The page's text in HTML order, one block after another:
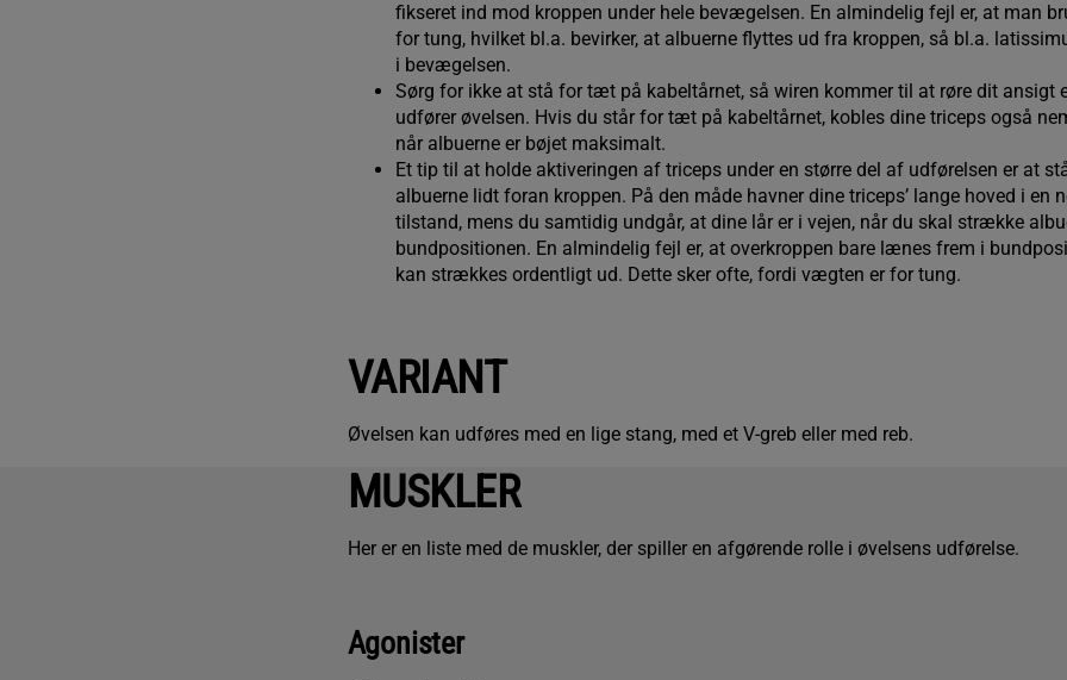
fikseret ind mod kroppen under hele bevægelsen. En almindelig fejl er, at man
for tung, hvilket bl.a. bevirker, at albuerne flyttes ud fra kroppen, så bl.a.
i bevægelsen.
Sørg for ikke at stå for tæt på kabeltårnet, så wiren kommer til at røre dit ansigt
udfører øvelsen. Hvis du står for tæt på kabeltårnet, kobles dine triceps også
når albuerne er bøjet maksimalt.
Et tip til at holde aktiveringen af triceps under en større del af udførelsen er at
albuerne lidt foran kroppen. På den måde havner dine triceps’ lange hoved i en
tilstand, mens du samtidig undgår, at dine lår er i vejen, når du skal strække
bundpositionen. En almindelig fejl er, at overkroppen bare lænes frem i
kan strækkes ordentligt ud. Dette sker ofte, fordi vægten er for tung.
VARIANT
Øvelsen kan udføres med en lige stang, med et V-greb eller med reb.
MUSKLER
Her er en liste med de muskler, der spiller en afgørende rolle i øvelsens udførelse.
Agonister